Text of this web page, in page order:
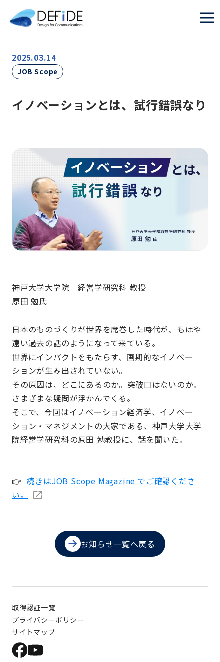
2025.03.14
JOB Scope
イノベーションとは、試行錯誤なり
神戸大学大学院 経営学研究科 教授
原田 勉氏
日本のものづくりが世界を席巻した時代が、もはや
遠い過去の話のようになって来ている。
世界にインパクトをもたらす、画期的なイノベー
ションが生み出されていない。
その原因は、どこにあるのか。突破口はないのか。
さまざまな疑問が浮かんでくる。
そこで、今回はイノベーション経済学、イノベー
ション・マネジメントの大家である、神戸大学大学
院経営学研究科の原田 勉教授に、話を聞いた。
👉 続きはJOB Scope Magazine でご確認くださ
い。
お知らせ一覧へ戻る
取得認証一覧
プライバシーポリシー
サイトマップ